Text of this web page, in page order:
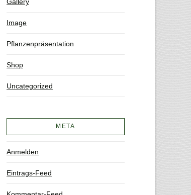
Image
Pflanzenpräsentation
Shop
Uncategorized
META
Anmelden
Eintrags-Feed